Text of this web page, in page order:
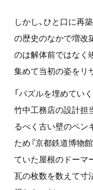
しかし、ひと口に再
の歴史のなかで増改
のは解体前ではなく
集めて当初の姿をリ
「パズルを埋めてい
竹中工務店の設計担
るべく古い壁のペン
ため『京都鉄道博物
ていた屋根のドーマ
瓦の枚数を数えて寸